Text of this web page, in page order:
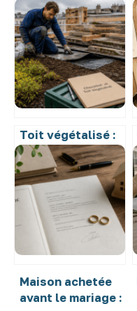
Toit végétalisé :
4 risques
techniques
majeurs pour
votre structure
et votre
étanchéité
Maison achetée
avant le mariage :